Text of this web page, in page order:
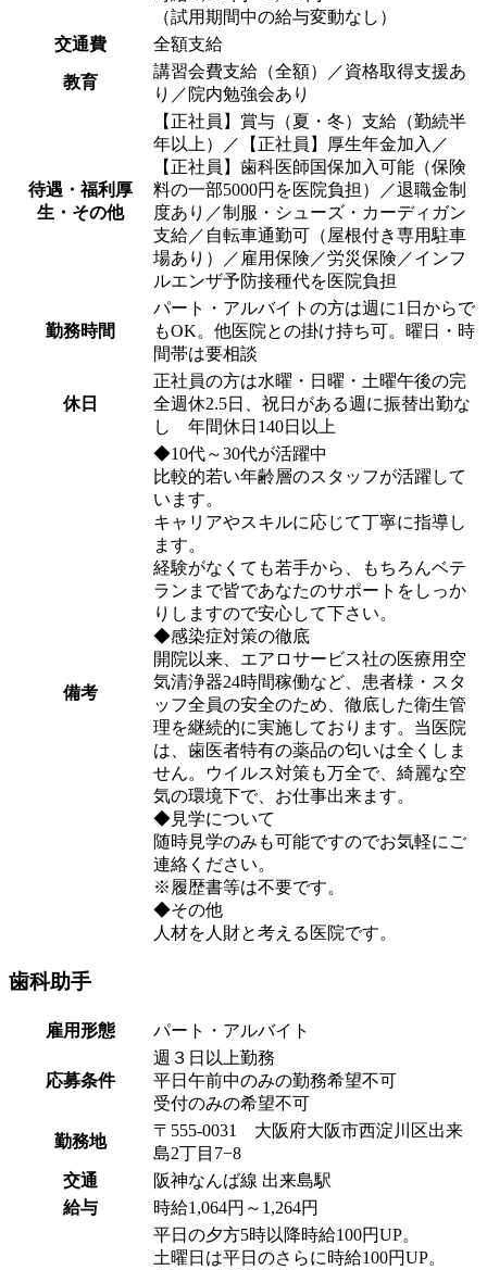
（試用期間中の給与変動なし）
交通費
全額支給
教育
講習会費支給（全額）／資格取得支援あ
り／院内勉強会あり
待遇・福利厚
生・その他
【正社員】賞与（夏・冬）支給（勤続半
年以上）／【正社員】厚生年金加入／
【正社員】歯科医師国保加入可能（保険
料の一部5000円を医院負担）／退職金制
度あり／制服・シューズ・カーディガン
支給／自転車通勤可（屋根付き専用駐車
場あり）／雇用保険／労災保険／インフ
ルエンザ予防接種代を医院負担
勤務時間
パート・アルバイトの方は週に1日からで
もOK。他医院との掛け持ち可。曜日・時
間帯は要相談
休日
正社員の方は水曜・日曜・土曜午後の完
全週休2.5日、祝日がある週に振替出勤な
し 年間休日140日以上
備考
◆10代～30代が活躍中
比較的若い年齢層のスタッフが活躍して
います。
キャリアやスキルに応じて丁寧に指導し
ます。
経験がなくても若手から、もちろんベテ
ランまで皆であなたのサポートをしっか
りしますので安心して下さい。
◆感染症対策の徹底
開院以来、エアロサービス社の医療用空
気清浄器24時間稼働など、患者様・スタ
ッフ全員の安全のため、徹底した衛生管
理を継続的に実施しております。当医院
は、歯医者特有の薬品の匂いは全くしま
せん。ウイルス対策も万全で、綺麗な空
気の環境下で、お仕事出来ます。
◆見学について
随時見学のみも可能ですのでお気軽にご
連絡ください。
※履歴書等は不要です。
◆その他
人材を人財と考える医院です。
歯科助手
雇用形態 パート・アルバイト
応募条件
週３日以上勤務
平日午前中のみの勤務希望不可
受付のみの希望不可
勤務地
〒555-0031 大阪府大阪市西淀川区出来
島2丁目7−8
交通
阪神なんば線 出来島駅
給与
時給1,064円～1,264円
平日の夕方5時以降時給100円UP。
土曜日は平日のさらに時給100円UP。